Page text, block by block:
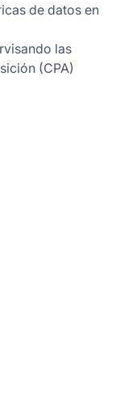
de datos en
las
(CPA)